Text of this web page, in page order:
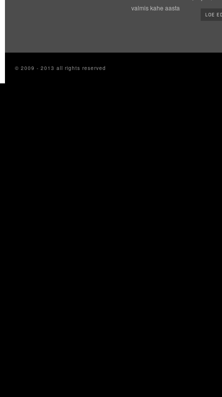
valmis kahe aasta
LOE
© 2009 - 2013 all rights reserved